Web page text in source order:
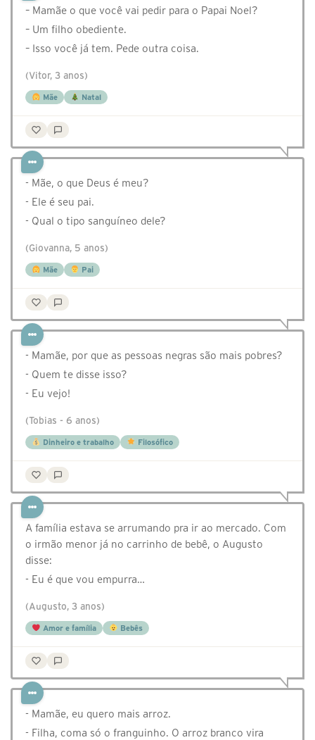
– Mamãe o que você vai pedir para o Papai Noel?
– Um filho obediente.
– Isso você já tem. Pede outra coisa.
(Vitor, 3 anos)
Mãe Natal
- Mãe, o que Deus é meu?
- Ele é seu pai.
- Qual o tipo sanguíneo dele?
(Giovanna, 5 anos)
Mãe Pai
- Mamãe, por que as pessoas negras são mais pobres?
- Quem te disse isso?
- Eu vejo!
(Tobias - 6 anos)
Dinheiro e trabalho Filosófico
A família estava se arrumando pra ir ao mercado. Com
o irmão menor já no carrinho de bebê, o Augusto
disse:
- Eu é que vou empurra…
(Augusto, 3 anos)
Amor e família Bebês
- Mamãe, eu quero mais arroz.
- Filha, coma só o franguinho. O arroz branco vira